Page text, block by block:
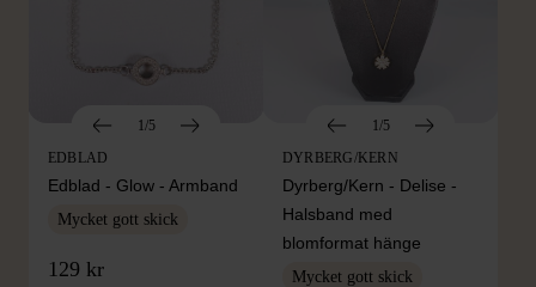
1/5
EDBLAD
Edblad - Glow - Armband
Mycket gott skick
129 kr
1/5
DYRBERG/KERN
Dyrberg/Kern - Delise -
Halsband med
blomformat hänge
Mycket gott skick